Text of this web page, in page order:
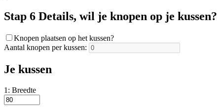
Stap 6 Details, wil je knopen op je kussen?
Knopen plaatsen op het kussen?
Aantal knopen per kussen:
Je kussen
1: Breedte